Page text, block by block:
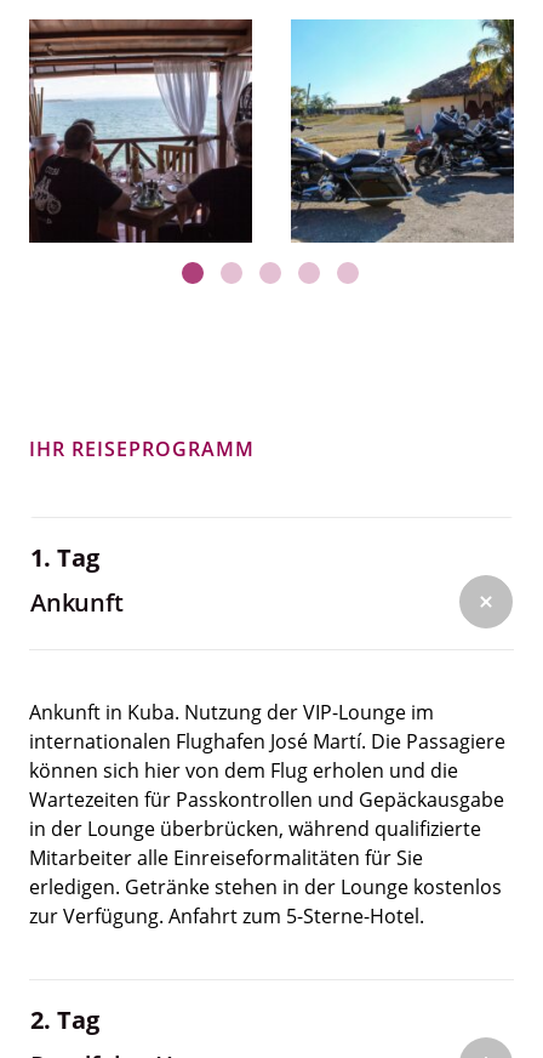
IHR REISEPROGRAMM
1. Tag
Ankunft
Ankunft in Kuba. Nutzung der VIP-Lounge im
internationalen Flughafen José Martí. Die Passagiere
können sich hier von dem Flug erholen und die
Wartezeiten für Passkontrollen und Gepäckausgabe
in der Lounge überbrücken, während qualifizierte
Mitarbeiter alle Einreiseformalitäten für Sie
erledigen. Getränke stehen in der Lounge kostenlos
zur Verfügung. Anfahrt zum 5-Sterne-Hotel.
2. Tag